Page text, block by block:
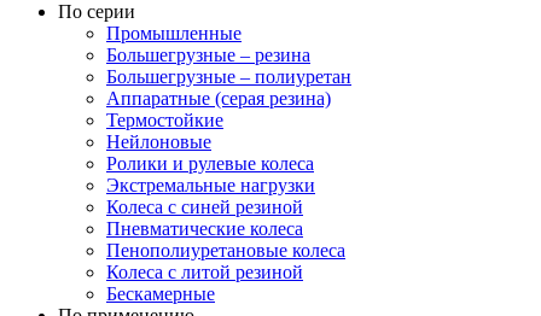
По серии
Промышленные
Большегрузные – резина
Большегрузные – полиуретан
Аппаратные (серая резина)
Термостойкие
Нейлоновые
Ролики и рулевые колеса
Экстремальные нагрузки
Колеса с синей резиной
Пневматические колеса
Пенополиуретановые колеса
Колеса с литой резиной
Бескамерные